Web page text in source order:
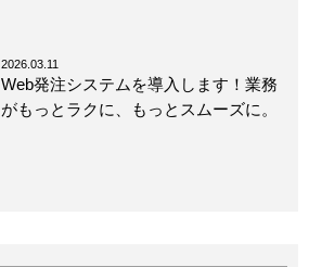
2026.03.11
Web発注システムを導入します！業務
がもっとラクに、もっとスムーズに。